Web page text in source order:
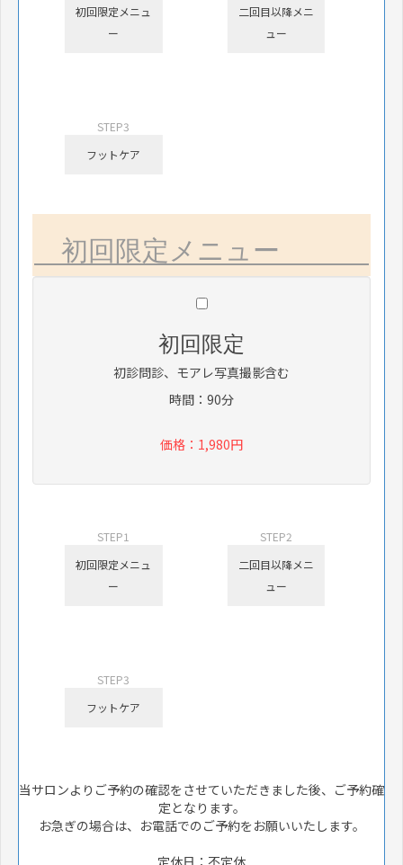
初回限定メニュ
ー
二回目以降メニ
ュー
STEP3
フットケア
初回限定メニュー
初回限定
初診問診、モアレ写真撮影含む
時間：90分
価格：1,980円
STEP1
初回限定メニュ
ー
STEP2
二回目以降メニ
ュー
STEP3
フットケア
当サロンよりご予約の確認をさせていただきました後、ご予約確
定となります。
お急ぎの場合は、お電話でのご予約をお願いいたします。
定休日：不定休